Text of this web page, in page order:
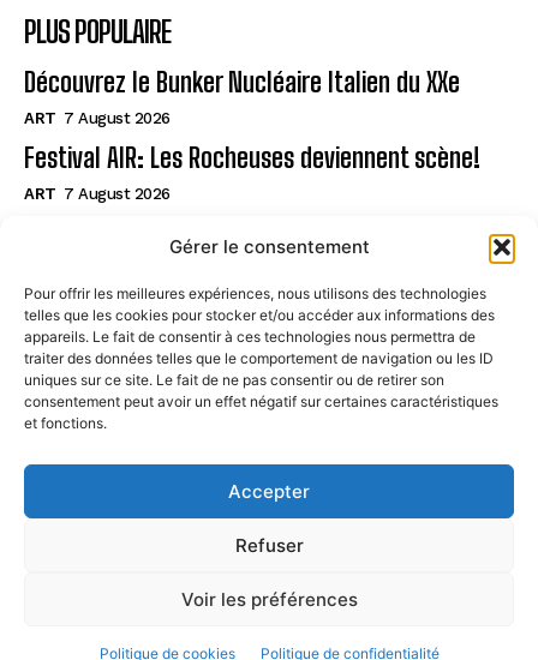
Gérer le consentement
Pour offrir les meilleures expériences, nous utilisons des technologies
telles que les cookies pour stocker et/ou accéder aux informations des
appareils. Le fait de consentir à ces technologies nous permettra de
traiter des données telles que le comportement de navigation ou les ID
uniques sur ce site. Le fait de ne pas consentir ou de retirer son
consentement peut avoir un effet négatif sur certaines caractéristiques
et fonctions.
Accepter
Refuser
Voir les préférences
Politique de cookies Politique de confidentialité
PLUS POPULAIRE
Découvrez le Bunker Nucléaire Italien du XXe
ART 7 August 2026
Festival AIR: Les Rocheuses deviennent scène!
ART 7 August 2026
HQ Rauschenberg à NY: Vers des condos de luxe?
Page
CONTACT
MENTIONS LÉGALES
© STREETARTPARIS. All Rights Reserved. 2024